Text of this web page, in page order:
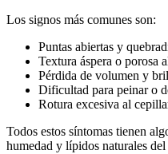
Los signos más comunes son:
Puntas abiertas y
Textura áspera o porosa
Pérdida de volumen y
Dificultad para peinar o
Rotura excesiva al
Todos estos síntomas tienen
humedad y lípidos naturales